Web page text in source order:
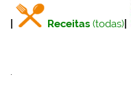
Receitas (todas)
.